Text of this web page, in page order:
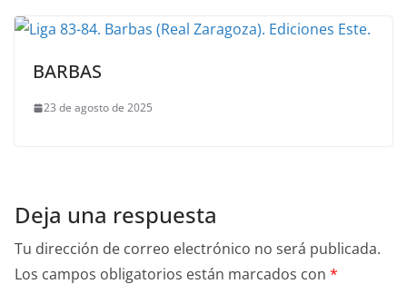
BARBAS
23 de agosto de 2025
Deja una respuesta
Tu dirección de correo electrónico no será publicada.
Los campos obligatorios están marcados con *